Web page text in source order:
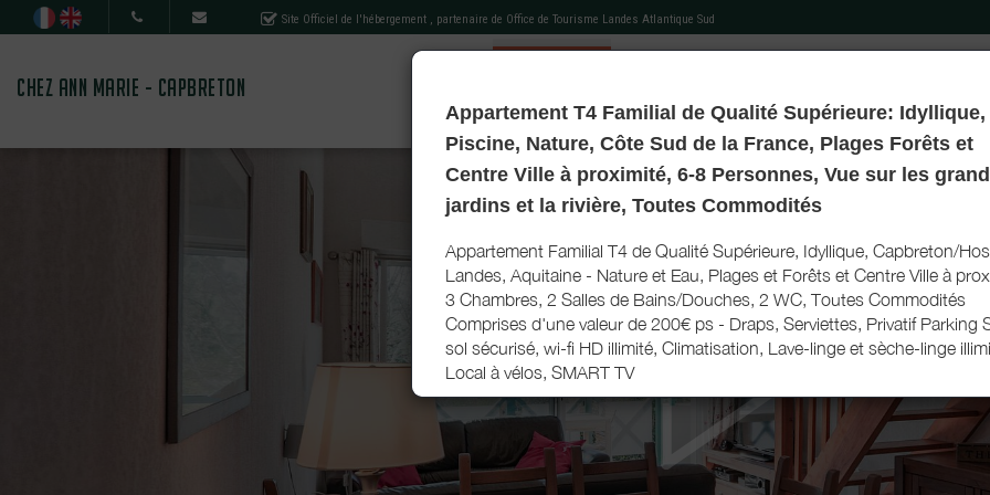
Site Officiel de l'hébergement , partenaire de Office de Tourisme Landes Atlantique Sud
CHEZ ANN MARIE - CAPBRETON
MON HÉBERGEMENT MES RECOMMANDATIONS AGENDA TOURISTIQUE MON LIVRET
Appartement T4 Familial de Qualité Supérieure: Idyllique,
Piscine, Nature, Côte Sud de la France, Plages Forêts et
Centre Ville à proximité, 6-8 Personnes, Vue sur les
jardins et la rivière, Toutes Commodités
Appartement Familial T4 de Qualité Supérieure, Idyllique, Capbreton/
Landes, Aquitaine - Nature et Eau, Plages et Forêts et Centre Ville à
3 Chambres, 2 Salles de Bains/Douches, 2 WC, Toutes Commodités
Comprises d'une valeur de 200€ ps - Draps, Serviettes, Privatif Parking
sol sécurisé, wi-fi HD illimité, Climatisation, Lave-linge et sèche-linge
Local à vélos, SMART TV